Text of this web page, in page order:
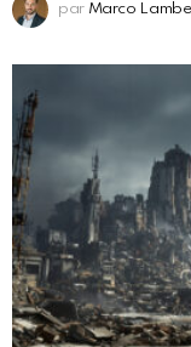
par Marco